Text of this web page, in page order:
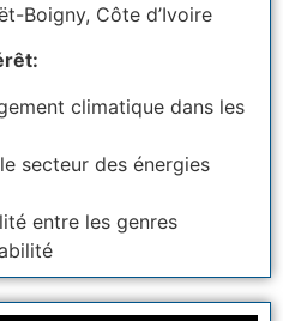
Boigny, Côte d’Ivoire
climatique dans les
secteur des énergies
entre les genres